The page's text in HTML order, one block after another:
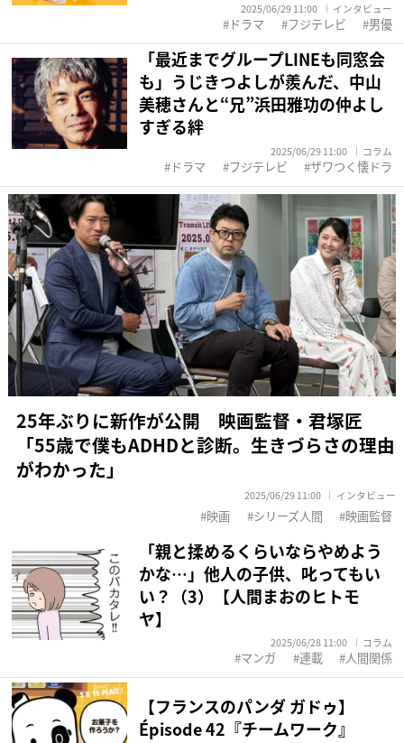
2025/06/29 11:00 インタビュー
ドラマ フジテレビ 男優
「最近までグループLINEも同窓会
も」うじきつよしが羨んだ、中山
美穂さんと“兄”浜田雅功の仲よし
すぎる絆
2025/06/29 11:00 コラム
ドラマ フジテレビ ザワつく懐ドラ
25年ぶりに新作が公開 映画監督・君塚匠
「55歳で僕もADHDと診断。生きづらさの理由
がわかった」
2025/06/29 11:00 インタビュー
映画 シリーズ人間 映画監督
「親と揉めるくらいならやめよう
かな…」他人の子供、叱ってもい
い？（3）【人間まおのヒトモ
ヤ】
2025/06/28 11:00 コラム
マンガ 連載 人間関係
【フランスのパンダ ガドゥ】
Épisode 42『チームワーク』